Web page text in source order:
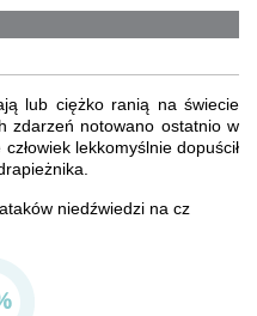
lub ciężko ranią na świecie
zdarzeń notowano ostatnio w
lekkomyślnie dopuścił
niedźwiedzi na cz